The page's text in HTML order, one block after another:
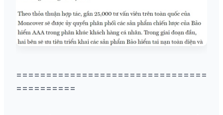
================================
==========